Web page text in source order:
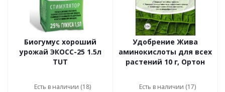
Биогумус хороший
урожай ЭКОСС-25 1.5л
TUT
Есть в наличии (18)
Удобрение Жива
аминокислоты для всех
растений 10 г, Ортон
Есть в наличии (17)